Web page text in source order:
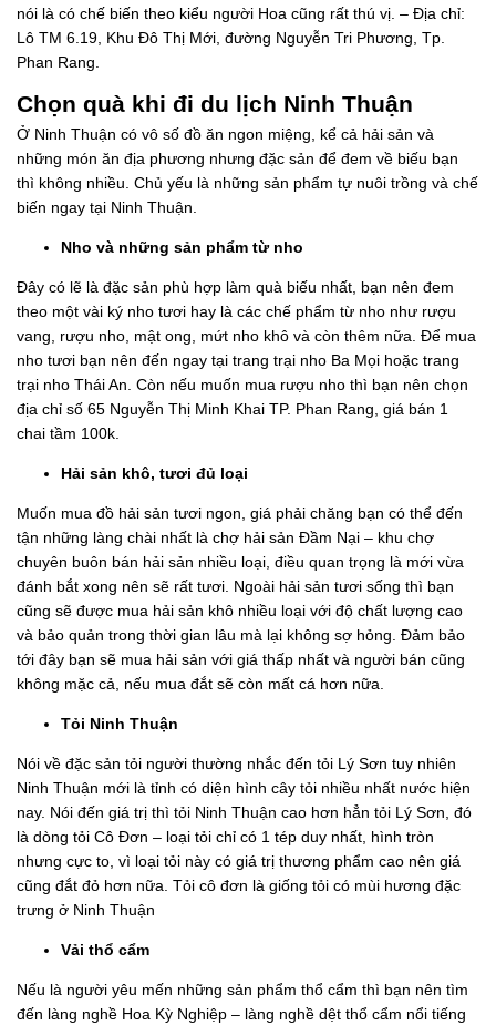
nói là có chế biến theo kiểu người Hoa cũng rất thú vị. – Địa chỉ:
Lô TM 6.19, Khu Đô Thị Mới, đường Nguyễn Tri Phương, Tp.
Phan Rang.
Chọn quà khi đi du lịch Ninh Thuận
Ở Ninh Thuận có vô số đồ ăn ngon miệng, kể cả hải sản và
những món ăn địa phương nhưng đặc sản để đem về biếu bạn
thì không nhiều. Chủ yếu là những sản phẩm tự nuôi trồng và chế
biến ngay tại Ninh Thuận.
Nho và những sản phẩm từ nho
Đây có lẽ là đặc sản phù hợp làm quà biếu nhất, bạn nên đem
theo một vài ký nho tươi hay là các chế phẩm từ nho như rượu
vang, rượu nho, mật ong, mứt nho khô và còn thêm nữa. Để mua
nho tươi bạn nên đến ngay tại trang trại nho Ba Mọi hoặc trang
trại nho Thái An. Còn nếu muốn mua rượu nho thì bạn nên chọn
địa chỉ số 65 Nguyễn Thị Minh Khai TP. Phan Rang, giá bán 1
chai tầm 100k.
Hải sản khô, tươi đủ loại
Muốn mua đồ hải sản tươi ngon, giá phải chăng bạn có thể đến
tận những làng chài nhất là chợ hải sản Đầm Nại – khu chợ
chuyên buôn bán hải sản nhiều loại, điều quan trọng là mới vừa
đánh bắt xong nên sẽ rất tươi. Ngoài hải sản tươi sống thì bạn
cũng sẽ được mua hải sản khô nhiều loại với độ chất lượng cao
và bảo quản trong thời gian lâu mà lại không sợ hỏng. Đảm bảo
tới đây bạn sẽ mua hải sản với giá thấp nhất và người bán cũng
không mặc cả, nếu mua đắt sẽ còn mất cá hơn nữa.
Tỏi Ninh Thuận
Nói về đặc sản tỏi người thường nhắc đến tỏi Lý Sơn tuy nhiên
Ninh Thuận mới là tỉnh có diện hình cây tỏi nhiều nhất nước hiện
nay. Nói đến giá trị thì tỏi Ninh Thuận cao hơn hẳn tỏi Lý Sơn, đó
là dòng tỏi Cô Đơn – loại tỏi chỉ có 1 tép duy nhất, hình tròn
nhưng cực to, vì loại tỏi này có giá trị thương phẩm cao nên giá
cũng đắt đỏ hơn nữa. Tỏi cô đơn là giống tỏi có mùi hương đặc
trưng ở Ninh Thuận
Vải thổ cẩm
Nếu là người yêu mến những sản phẩm thổ cẩm thì bạn nên tìm
đến làng nghề Hoa Kỳ Nghiệp – làng nghề dệt thổ cẩm nổi tiếng